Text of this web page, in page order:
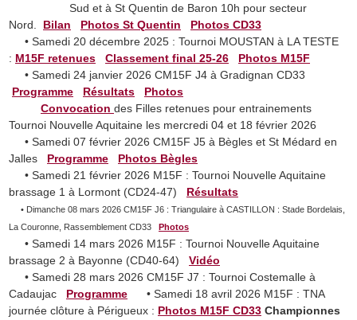
Sud et à St Quentin de Baron 10h pour secteur
Nord.
Bilan Photos St Quentin
Photos CD33
• Samedi 20 décembre 2025 : Tournoi MOUSTAN à LA TESTE
: M15F retenues Classement final 25-26
Photos M15F
• Samedi 24 janvier 2026 CM15F J4 à Gradignan CD33
Programme
Résultats
Photos
Convocation des Filles retenues pour entrainements
Tournoi Nouvelle Aquitaine les mercredi 04 et 18 février 2026
• Samedi 07 février 2026 CM15F J5 à Bègles et St Médard en
Jalles
Programme
Photos Bègles
• Samedi 21 février 2026 M15F : Tournoi Nouvelle Aquitaine
brassage 1 à Lormont (CD24-47)
Résultats
• Dimanche 08 mars 2026 CM15F J6 : Triangulaire à CASTILLON : Stade Bordelais,
La Couronne, Rassemblement CD33 Photos
• Samedi 14 mars 2026 M15F : Tournoi Nouvelle Aquitaine
brassage 2 à Bayonne (CD40-64) Vidéo
• Samedi 28 mars 2026 CM15F J7 : Tournoi Costemalle à
Cadaujac
Programme • Samedi 18 avril 2026 M15F : TNA
journée clôture à Périgueux : Photos M15F CD33 Championnes